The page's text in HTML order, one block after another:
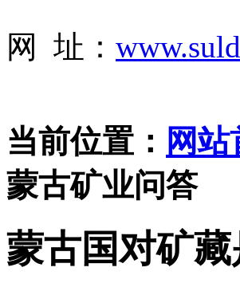
网 址：
当前位置： 网
蒙古矿业问答
蒙古国对矿